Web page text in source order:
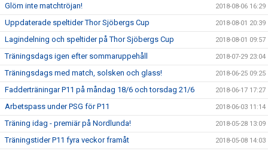
Glöm inte matchtröjan! 2018-08-06 16:29
Uppdaterade speltider Thor Sjöbergs Cup 2018-08-01 20:39
Lagindelning och speltider på Thor Sjöbergs Cup 2018-08-01 09:57
Träningsdags igen efter sommaruppehåll 2018-07-29 23:04
Träningsdags med match, solsken och glass! 2018-06-25 09:25
Fadderträningar P11 på måndag 18/6 och torsdag 21/6 2018-06-17 17:27
Arbetspass under PSG för P11 2018-06-03 11:14
Träning idag - premiär på Nordlunda! 2018-05-28 13:09
Träningstider P11 fyra veckor framåt 2018-05-08 14:03